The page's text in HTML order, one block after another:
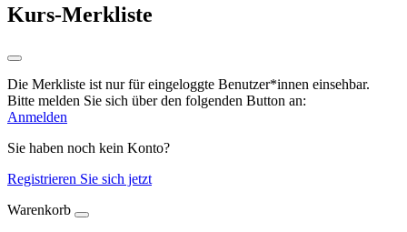
Kurs-Merkliste
Die Merkliste ist nur für eingeloggte Benutzer*innen einsehbar.
Bitte melden Sie sich über den folgenden Button an:
Anmelden
Sie haben noch kein Konto?
Registrieren Sie sich jetzt
Warenkorb